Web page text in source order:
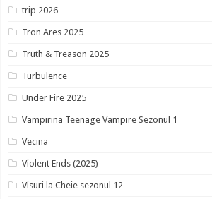
trip 2026
Tron Ares 2025
Truth & Treason 2025
Turbulence
Under Fire 2025
Vampirina Teenage Vampire Sezonul 1
Vecina
Violent Ends (2025)
Visuri la Cheie sezonul 12